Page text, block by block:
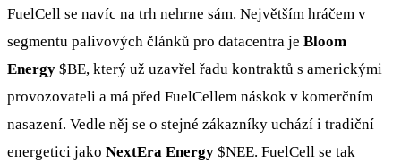
FuelCell se navíc na trh nehrne sám. Největším hráčem v
segmentu palivových článků pro datacentra je Bloom
Energy $BE, který už uzavřel řadu kontraktů s americkými
provozovateli a má před FuelCellem náskok v komerčním
nasazení. Vedle něj se o stejné zákazníky uchází i tradiční
energetici jako NextEra Energy $NEE. FuelCell se tak